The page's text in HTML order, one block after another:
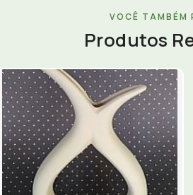
VOCÊ TAMBÉM
Produtos